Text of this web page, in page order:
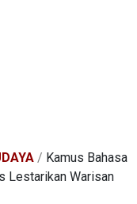
/ Kamus Bahasa
Lestarikan Warisan